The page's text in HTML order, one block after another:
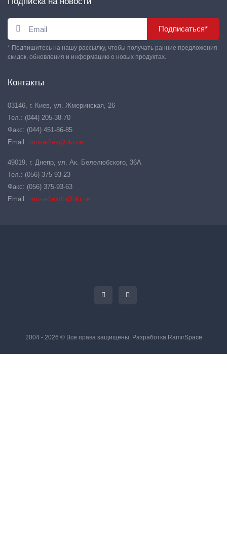
Подписаться*
* Подпишитесь на нашу рассылку, чтобы получать ранние предложения
скидок, обновления и информацию о новых продуктах.
Контакты
03146, г. Киев, ул. Жмеринская, 26
Тел.: (044) 205-38-70
Факс: (044) 451-86-85
Email: hansa-flex@ukr.net
49019, г. Днепр, ул. Ак. Белелюбского, 36А
Тел.: (056) 375-93-23
Факс: (056) 375-93-63
Email: hansa-flexdn@ukr.net
2004 - 2026 © Все права защищены. Разработка RamirSpace